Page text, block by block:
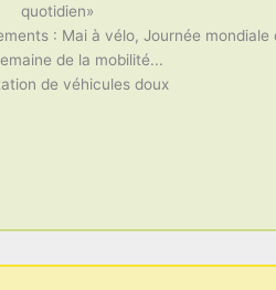
quotidien»
: Mai à vélo, Journée mondiale
de la mobilité...
de véhicules doux